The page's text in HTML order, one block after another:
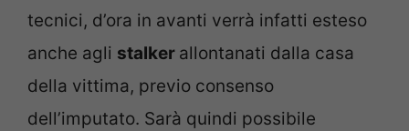
tecnici, d’ora in avanti verrà infatti esteso
anche agli stalker allontanati dalla casa
della vittima, previo consenso
dell’imputato. Sarà quindi possibile